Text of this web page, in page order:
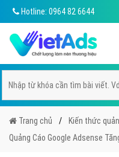
Hotline: 0964 82 6644
Trang chủ Kiến thức
Quảng Cáo Google Adsense